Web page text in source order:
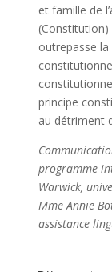
et famille de
(Constitution)
outrepasse
principe
au détriment
programme
Warwick,
MmeAnnie
assistance